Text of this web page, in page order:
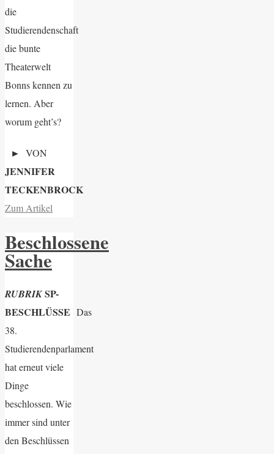
die
Studierendenschaft
die bunte
Theaterwelt
Bonns kennen zu
lernen. Aber
worum geht’s?
► VON
JENNIFER
TECKENBROCK
Zum Artikel
Beschlossene
Sache
RUBRIKSP-
BESCHLÜSSE Das
38.
Studierendenparlament
hat erneut viele
Dinge
beschlossen. Wie
immer sind unter
den Beschlüssen